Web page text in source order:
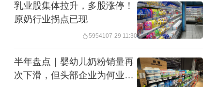
人群在食品饮料上的支出发生变化：薯
片等零食、烘焙甜点的消费减少超过
10%，而肉类零食、营养棒、酸奶等品
类的支出则有不同程度增长。
乳业股集体拉升，多股涨停！
原奶行业拐点已现
5954107-29 11:30
半年盘点｜婴幼儿奶粉销量再
次下滑，但头部企业为何业绩